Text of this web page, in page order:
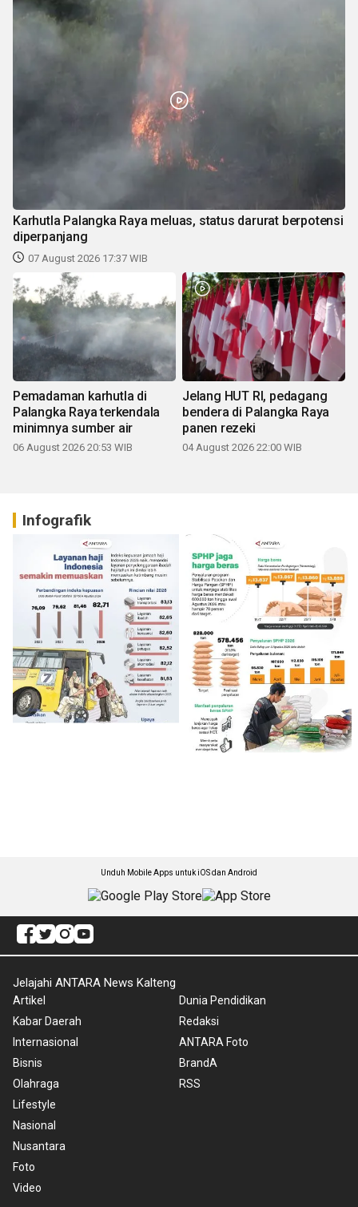
Karhutla Palangka Raya meluas, status darurat berpotensi
diperpanjang
07 August 2026 17:37 WIB
Pemadaman karhutla di
Palangka Raya terkendala
minimnya sumber air
06 August 2026 20:53 WIB
Jelang HUT RI, pedagang
bendera di Palangka Raya
panen rezeki
04 August 2026 22:00 WIB
Infografik
Unduh Mobile Apps untuk iOS dan Android
Jelajahi ANTARA News Kalteng
Artikel
Kabar Daerah
Internasional
Bisnis
Olahraga
Lifestyle
Nasional
Nusantara
Foto
Video
Dunia Pendidikan
Redaksi
ANTARA Foto
BrandA
RSS